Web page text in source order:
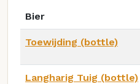
Bier
Toewijding (bottle)
Langharig Tuig (bottle)